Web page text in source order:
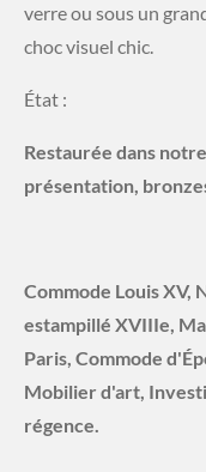
verre ou sous un
choc visuel chic.
​État :
Restaurée dans
présentation,
Commode Louis XV,
estampillé XVIIIe,
Paris, Commode
Mobilier d'art,
régence.